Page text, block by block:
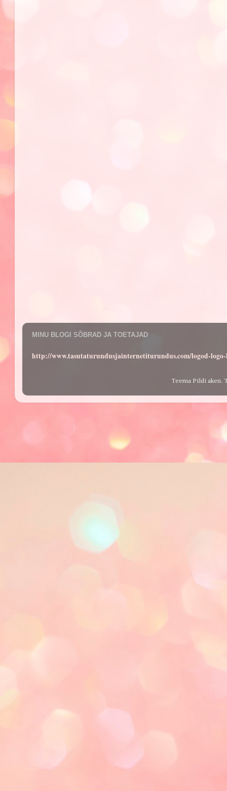
MINU BLOGI SÕBRAD JA TOETAJAD
http://www.tasutaturundusjainternetiturundus.com/logod-
Teema Pildi aken.